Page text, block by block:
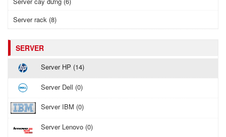
Server rack (8)
SERVER
Server HP (14)
Server Dell (0)
Server IBM (0)
Server Lenovo (0)